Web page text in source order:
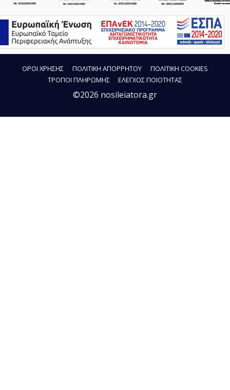
ΟΡΟΙ ΧΡΗΣΗΣ ΠΟΛΙΤΙΚΗ ΑΠΟΡΡΗΤΟΥ
ΠΟΛΙΤΙΚΗ COOKIES
ΤΡΟΠΟΙ ΠΛΗΡΩΜΗΣ
ΕΛΕΓΧΟΣ ΠΟΙΟΤΗΤΑΣ
©2026 nosileiatora.gr